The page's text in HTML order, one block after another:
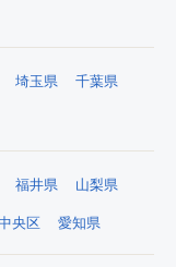
埼玉県 千葉県
福井県 山梨県
央区 愛知県